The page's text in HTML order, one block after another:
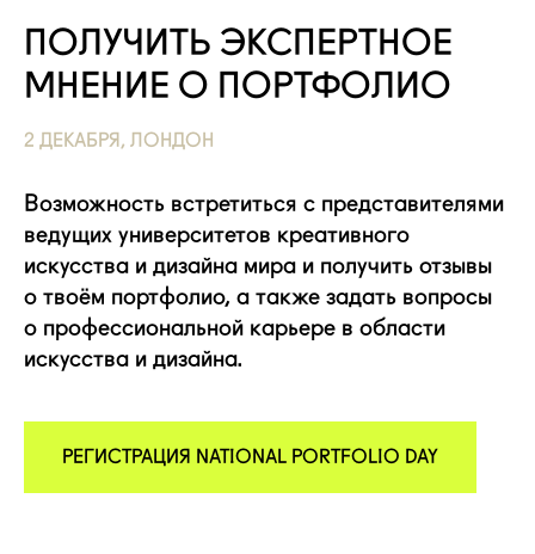
ПОЛУЧИТЬ ЭКСПЕРТНОЕ
МНЕНИЕ О ПОРТФОЛИО
2 ДЕКАБРЯ, ЛОНДОН
Возможность встретиться с представителями
ведущих университетов креативного
искусства и дизайна мира и получить отзывы
о твоём портфолио, а также задать вопросы
о профессиональной карьере в области
искусства и дизайна.
РЕГИСТРАЦИЯ NATIONAL PORTFOLIO DAY